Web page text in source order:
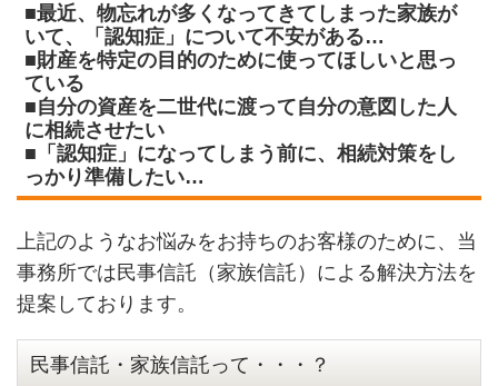
■最近、物忘れが多くなってきてしまった家族が
いて、「認知症」について不安がある…
■財産を特定の目的のために使ってほしいと思っ
ている
■自分の資産を二世代に渡って自分の意図した人
に相続させたい
■「認知症」になってしまう前に、相続対策をし
っかり準備したい…
上記のようなお悩みをお持ちのお客様のために、当
事務所では民事信託（家族信託）による解決方法を
提案しております。
民事信託・家族信託って・・・？